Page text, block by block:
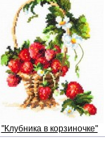
"Клубника в корзиночке"